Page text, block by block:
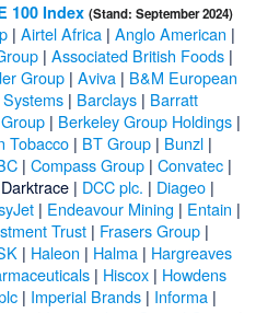
100 Index (Stand: September 2024)
| Airtel Africa | Anglo American |
| Associated British Foods |
Group | Aviva | B&M European
| Barclays | Barratt
| Berkeley Group Holdings|
Tobacco | BT Group | Bunzl |
| Compass Group | Convatec |
Darktrace| DCC plc. | Diageo|
| Endeavour Mining | Entain |
Trust | Frasers Group |
| Haleon | Halma | Hargreaves
| Hiscox | Howdens
| Imperial Brands | Informa |